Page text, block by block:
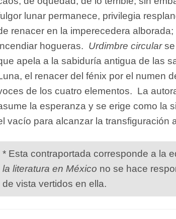
lunar permanece, privilegia
renacer en la imperecedera
hogueras. Urdimbre circularse
apela a la sabiduría antigua de las
el renacer del fénix por el numen
de los cuatro elementos. La
la esperanza y se erige como la
vacío para alcanzar la transfiguración
* Esta contraportada corresponde a la
la literatura en México no se hace
de vista vertidos en ella.